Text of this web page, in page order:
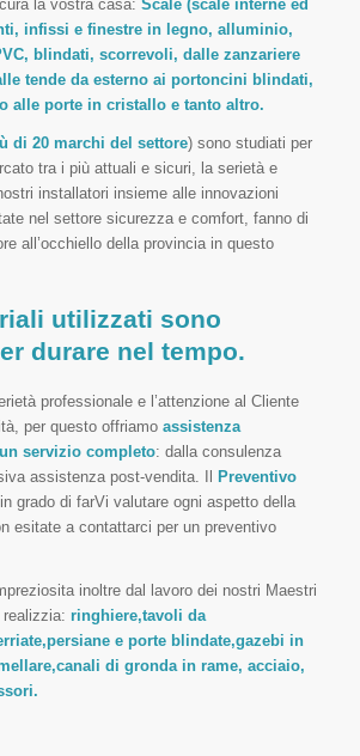
la vostra casa: Scale (scale interne ed
infissi e finestre in legno, alluminio,
blindati, scorrevoli, dalle zanzariere
tende da esterno ai portoncini blindati,
alle porte in cristallo e tanto altro.
di 20 marchi del settore) sono studiati per
tra i più attuali e sicuri, la serietà e
installatori insieme alle innovazioni
nel settore sicurezza e comfort, fanno di
all’occhiello della provincia in questo
utilizzati sono
durare nel tempo.
professionale e l’attenzione al Cliente
per questo offriamo assistenza
servizio completo: dalla consulenza
assistenza post-vendita. Il Preventivo
grado di farVi valutare ogni aspetto della
esitate a contattarci per un preventivo
inoltre dal lavoro dei nostri Maestri
ringhiere,tavoli da
e porte blindate,gazebi in
di gronda in rame, acciaio,